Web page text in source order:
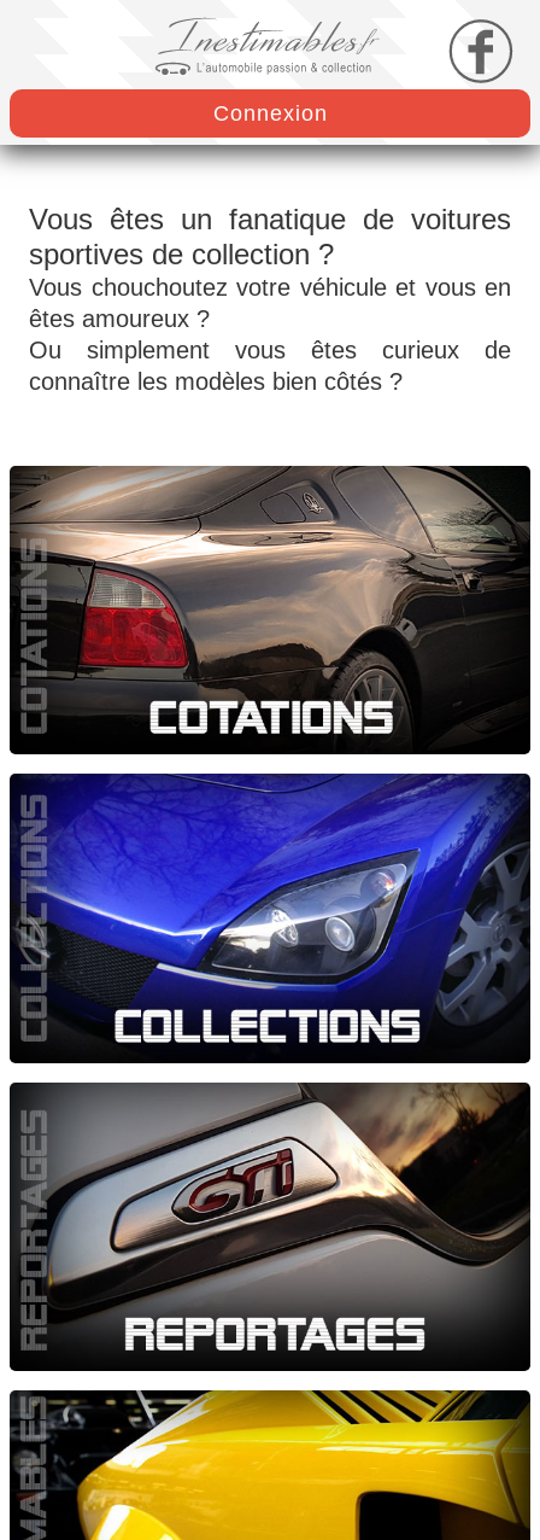
Connexion
Vous êtes un fanatique de voitures
sportives de collection ?
Vous chouchoutez votre véhicule et vous en
êtes amoureux ?
Ou simplement vous êtes curieux de
connaître les modèles bien côtés ?